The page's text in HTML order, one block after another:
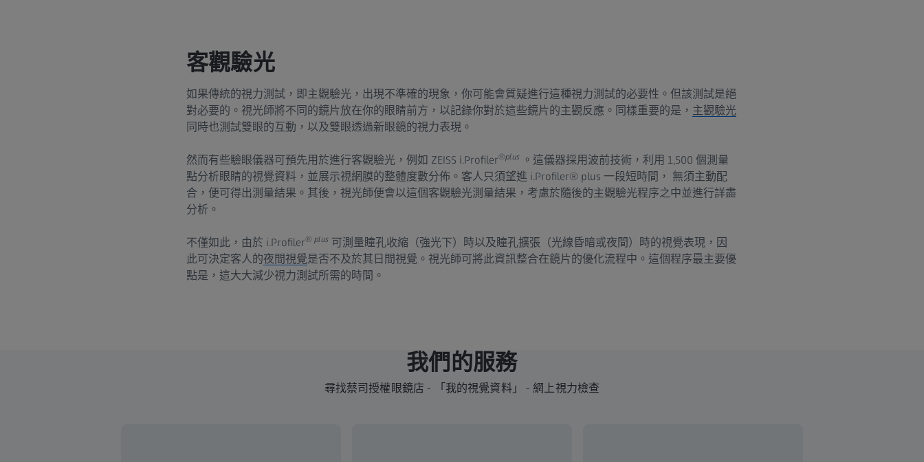
客觀驗光
如果傳統的視力測試，即主觀驗光，出現不準確的現象，你可能會質疑進行這種視力測試的必要性。但該測試是絕
對必要的。視光師將不同的鏡片放在你的眼睛前方，以記錄你對於這些鏡片的主觀反應。同樣重要的是， 主觀驗光
同時也測試雙眼的互動，以及雙眼透過新眼鏡的視力表現。
然而有些驗眼儀器可預先用於進行客觀驗光，例如 ZEISS i.Profiler®plus 。這儀器採用波前技術，利用 1,500 個測量
點分析眼睛的視覺資料，並展示視網膜的整體度數分佈。客人只須望進 i.Profiler® plus 一段短時間， 無須主動配
合，便可得出測量結果。其後，視光師便會以這個客觀驗光測量結果，考慮於隨後的主觀驗光程序之中並進行詳盡
分析。
不僅如此，由於 i.Profiler® plus可測量瞳孔收縮（強光下）時以及瞳孔擴張（光線昏暗或夜間）時的視覺表現，因
此可決定客人的夜間視覺是否不及於其日間視覺。視光師可將此資訊整合在鏡片的優化流程中。這個程序最主要優
點是，這大大減少視力測試所需的時間。
我們的服務
尋找蔡司授權眼鏡店 - 「我的視覺資料」 - 網上視力檢查